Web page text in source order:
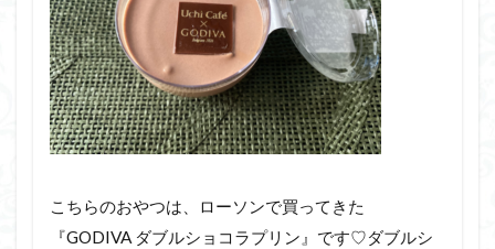
こちらのおやつは、ローソンで買ってきた
『GODIVA ダブルショコラプリン』です♡ダブルシ